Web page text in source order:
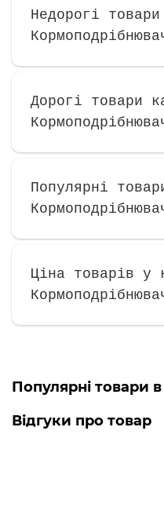
Недорогі
Дорогі товари
Популярні
Ціна товарів у
Популярні товари в
Відгуки про товар